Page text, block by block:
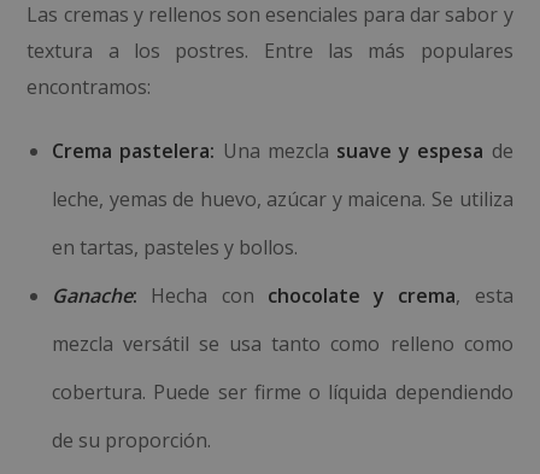
Las cremas y rellenos son esenciales para dar sabor y
textura a los postres. Entre las más populares
encontramos:
Crema pastelera: Una mezcla suave y espesa de
leche, yemas de huevo, azúcar y maicena. Se utiliza
en tartas, pasteles y bollos.
Ganache: Hecha con chocolate y crema, esta
mezcla versátil se usa tanto como relleno como
cobertura. Puede ser firme o líquida dependiendo
de su proporción.